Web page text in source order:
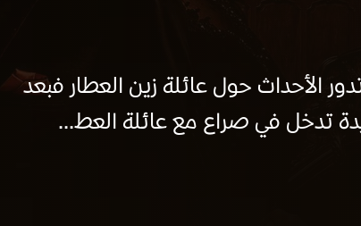
الأحداث حول عائلة زين العطار فبعد
تدخل في صراع مع عائلة العط...